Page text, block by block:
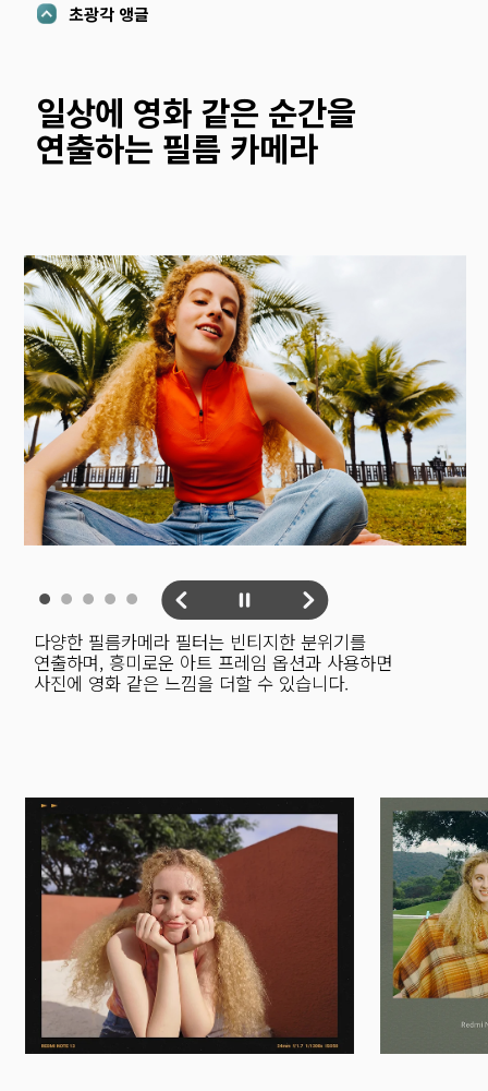
초광각 앵글
일상에 영화 같은 순간을
다양한 필름카메라 필터는 빈티지한 분위기를
연출하며, 흥미로운 아트 프레임 옵션과 사용하면
사진에 영화 같은 느낌을 더할 수 있습니다.